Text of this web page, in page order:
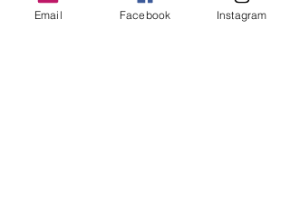
Email Facebook Instagram